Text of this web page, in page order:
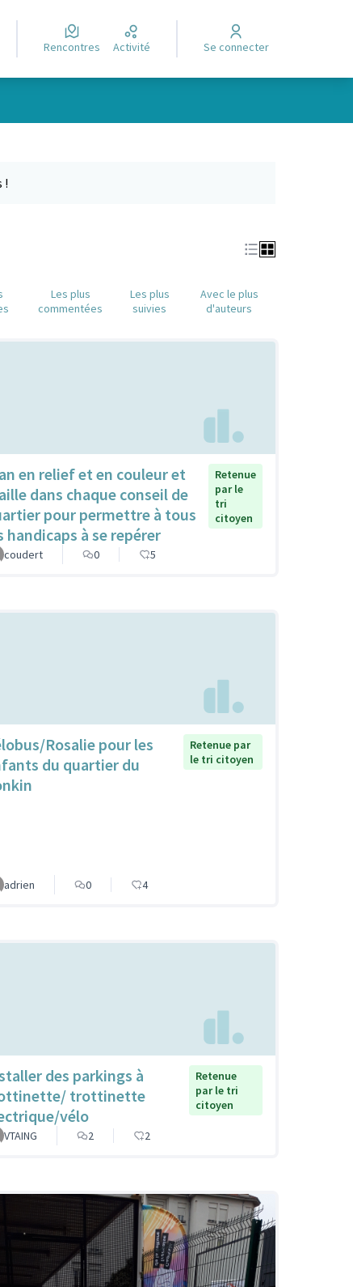
Rencontres Activité Se connecter
!
Les plus
commentées
Les plus
suivies
Avec le plus
d'auteurs
en relief et en couleur et
dans chaque conseil de
pour permettre à tous
handicaps à se repérer
Retenue
par le
tri
citoyen
coudert 0 5
Rosalie pour les
du quartier du
Retenue par
le tri citoyen
adrien 0 4
des parkings à
trottinette
vélo
Retenue
par le tri
citoyen
VTAING 2 2